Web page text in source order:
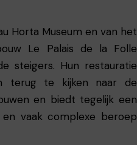
Horta Museum en van het
Le Palais de la Folle
steigers. Hun restauratie
terug te kijken naar de
en biedt tegelijk een
vaak complexe beroep